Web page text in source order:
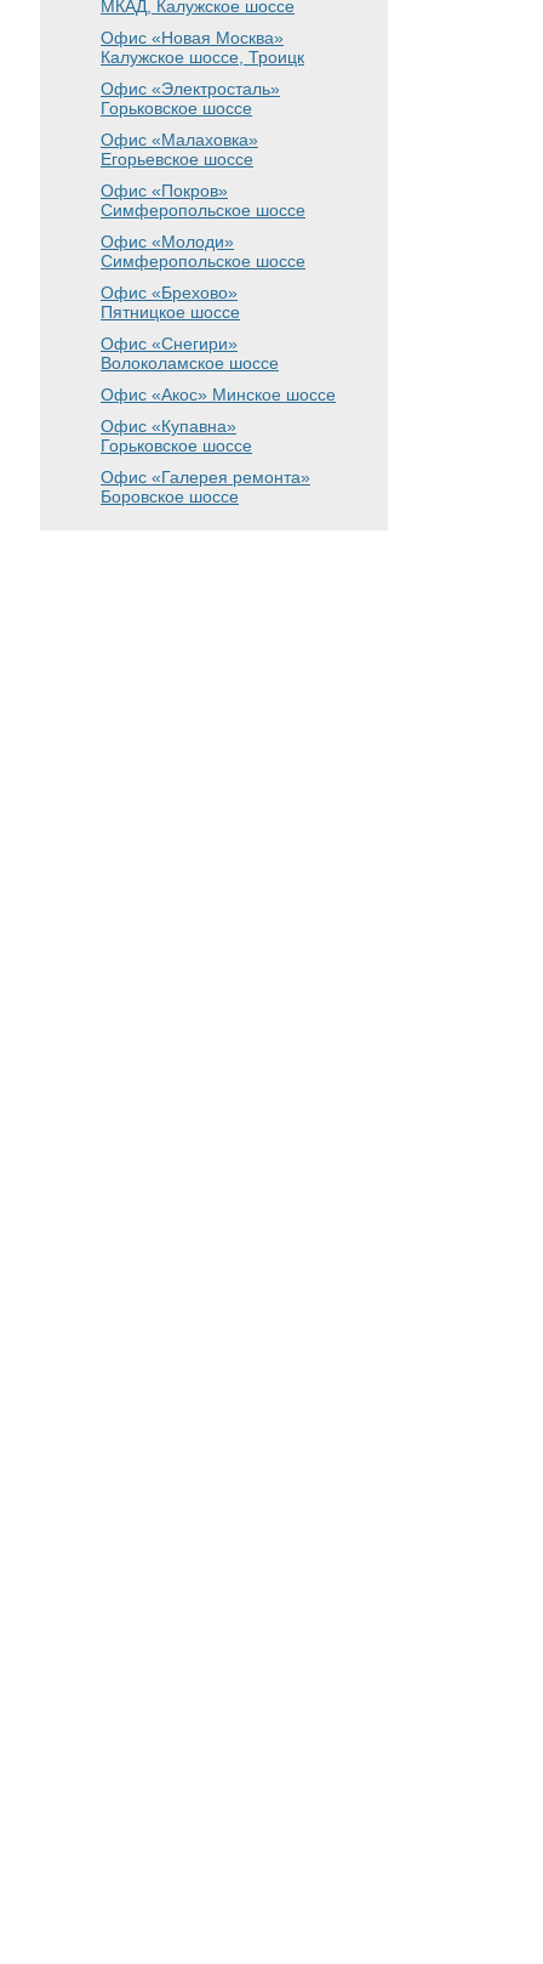
МКАД, Калужское шоссе
Офис «Новая Москва»
Калужское шоссе, Троицк
Офис «Электросталь»
Горьковское шоссе
Офис «Малаховка»
Егорьевское шоссе
Офис «Покров»
Симферопольское шоссе
Офис «Молоди»
Симферопольское шоссе
Офис «Брехово»
Пятницкое шоссе
Офис «Снегири»
Волоколамское шоссе
Офис «Акос» Минское шоссе
Офис «Купавна»
Горьковское шоссе
Офис «Галерея ремонта»
Боровское шоссе